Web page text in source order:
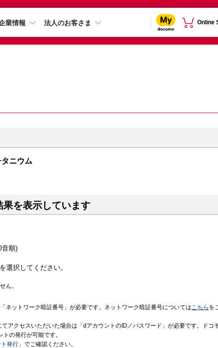
業情報 法人のお客さま Online
ニウム
を表示しています
音順)
選択してください。
ん。
ネットワーク暗証番号」が必要です。ネットワーク暗証番号についてはこちら を
アクセスいただいた場合は「dアカウントのID／パスワード」が必要です。ドコ
の発行が可能です。
発行 」でご確認ください。